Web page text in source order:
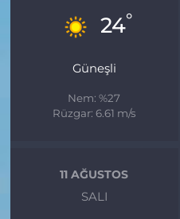
24°
Güneşli
Nem: %27
Rüzgar: 6.61 m/s
11 AĞUSTOS
SALI